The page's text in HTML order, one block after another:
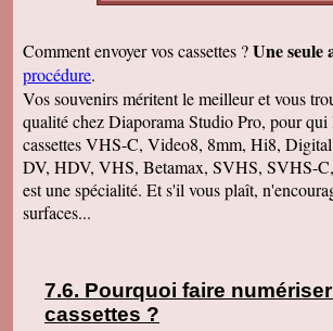
Biganos • Léognan • Taillan-Médoc •
Audenge • Teich • Coutras • Artigues-
Martignas-sur-Jalle • Saint-Aubin-de-
Salles • Langon • Bassens • Lanton •
• Cadaujac • Arès • Izon • Canéjan •
Lesparre-Médoc • Saint-Denis-de-Pile •
Ludon-Médoc • Marcheprime • Pauillac •
Pineuilh • Macau • Réole • Vayres •
Bordeaux • Hourtin • Arsac • Bouliac •
Comment envoyer vos cassettes ?Une seule
procédure.
Vos souvenirs méritent le meilleur et vous
qualité chez Diaporama Studio Pro, pour qui
cassettes VHS-C, Video8, 8mm, Hi8,
DV, HDV, VHS, Betamax, SVHS, SVHS-
est une spécialité. Et s'il vous plaît,
surfaces...
Pourquoi faire
cassettes ?